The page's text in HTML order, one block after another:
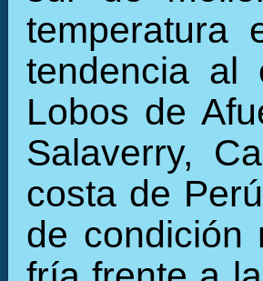
temperatura
tendencia al
Lobos de
Salaverry,
costa de
de condición